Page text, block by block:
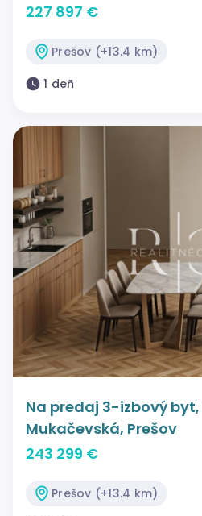
227 897 €
Prešov (+13.4 km)
1 deň
Na predaj 3-izbový
Mukačevská, Prešov
243 299 €
Prešov (+13.4 km)